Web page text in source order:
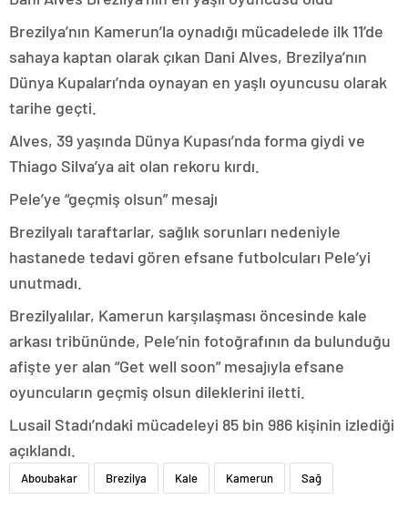
Brezilya’nın Kamerun’la oynadığı mücadelede ilk 11’de
sahaya kaptan olarak çıkan Dani Alves, Brezilya’nın
Dünya Kupaları’nda oynayan en yaşlı oyuncusu olarak
tarihe geçti.
Alves, 39 yaşında Dünya Kupası’nda forma giydi ve
Thiago Silva’ya ait olan rekoru kırdı.
Pele’ye “geçmiş olsun” mesajı
Brezilyalı taraftarlar, sağlık sorunları nedeniyle
hastanede tedavi gören efsane futbolcuları Pele’yi
unutmadı.
Brezilyalılar, Kamerun karşılaşması öncesinde kale
arkası tribününde, Pele’nin fotoğrafının da bulunduğu
afişte yer alan “Get well soon” mesajıyla efsane
oyuncuların geçmiş olsun dileklerini iletti.
Lusail Stadı’ndaki mücadeleyi 85 bin 986 kişinin izlediği
açıklandı.
Aboubakar Brezilya Kale Kamerun Sağ